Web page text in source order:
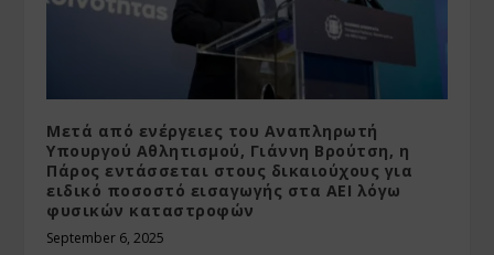
Μετά από ενέργειες του Αναπληρωτή
Υπουργού Αθλητισμού, Γιάννη Βρούτση, η
Πάρος εντάσσεται στους δικαιούχους για
ειδικό ποσοστό εισαγωγής στα ΑΕΙ λόγω
φυσικών καταστροφών
September 6, 2025